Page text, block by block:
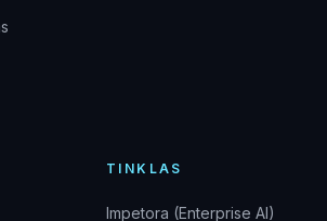
TINKLAS
Impetora (Enterprise AI)